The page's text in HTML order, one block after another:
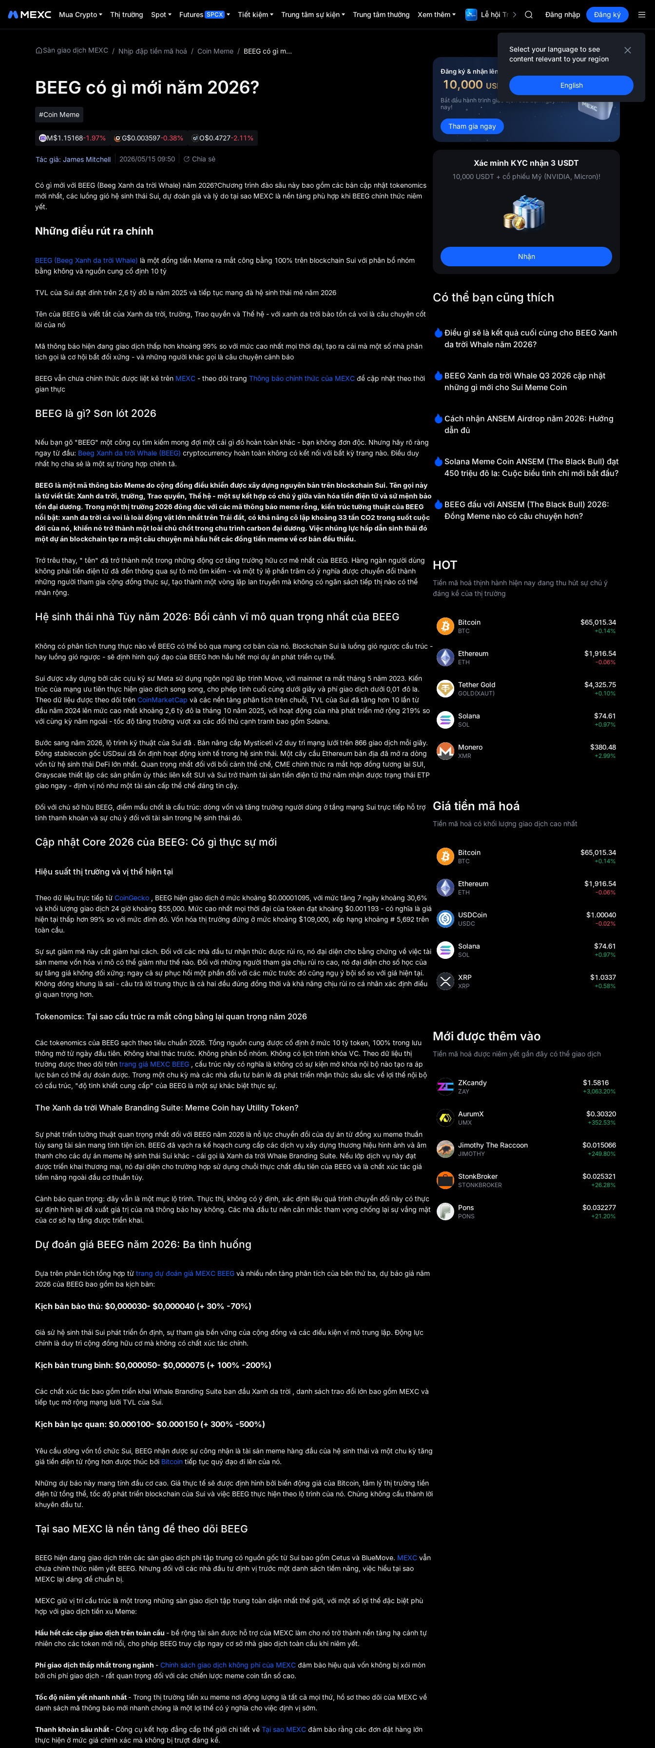
Mua Crypto Thị trường Spot Futures SPCX Tiết kiệm Trung tâm sự kiện Trung tâm thưởng Xem thêm Lễ hội TradFi $1,000,000
AAOI
Đăng ký Market UNITREE STAR vào
SPCX tăng dù đã hết hạn khoá
GOLD(XAU)
Đăng ký Market UNITREE STAR vào
SPCX tăng dù đã hết hạn khoá
Đăng nhập Đăng ký
Select your language to see
content relevant to your region
English
Sàn giao dịch MEXC / Nhịp đập tiền mã hoá / Coin Meme / BEEG có gì mới năm 2026?
BEEG có gì mới năm 2026?
#Coin Meme
M$1.15168-1.97% G$0.003597-0.38% O$0.4727-2.11%
Tác giả: James Mitchell 2026/05/15 09:50 Chia sẻ
Có gì mới với BEEG (Beeg Xanh da trời Whale) năm 2026?Chương trình đào sâu này bao gồm các bản cập nhật tokenomics
mới nhất, các luồng gió hệ sinh thái Sui, dự đoán giá và lý do tại sao MEXC là nền tảng phù hợp khi BEEG chính thức niêm
yết.
Những điều rút ra chính
BEEG (Beeg Xanh da trời Whale) là một đồng tiền Meme ra mắt công bằng 100% trên blockchain Sui với phân bổ nhóm
bằng không và nguồn cung cố định 10 tỷ
TVL của Sui đạt đỉnh trên 2,6 tỷ đô la năm 2025 và tiếp tục mang đà hệ sinh thái mẽ năm 2026
Tên của BEEG là viết tắt của Xanh da trời, trường, Trao quyền và Thế hệ - với xanh da trời bảo tồn cá voi là câu chuyện cốt
lõi của nó
Mã thông báo hiện đang giao dịch thấp hơn khoảng 99% so với mức cao nhất mọi thời đại, tạo ra cái mà một số nhà phân
tích gọi là cơ hội bất đối xứng - và những người khác gọi là câu chuyện cảnh báo
BEEG vẫn chưa chính thức được liệt kê trên MEXC - theo dõi trang Thông báo chính thức của MEXC để cập nhật theo thời
gian thực
BEEG là gì? Sơn lót 2026
Nếu bạn gõ "BEEG" một công cụ tìm kiếm mong đợi một cái gì đó hoàn toàn khác - bạn không đơn độc. Nhưng hãy rõ ràng
ngay từ đầu: Beeg Xanh da trời Whale (BEEG) cryptocurrency hoàn toàn không có kết nối với bất kỳ trang nào. Điều duy
nhất họ chia sẻ là một sự trùng hợp chính tả.
BEEG là một mã thông báo Meme do cộng đồng điều khiển được xây dựng nguyên bản trên blockchain Sui. Tên gọi này
là từ viết tắt: Xanh da trời, trường, Trao quyền, Thế hệ - một sự kết hợp có chủ ý giữa văn hóa tiền điện tử và sứ mệnh bảo
tồn đại dương. Trong một thị trường 2026 đông đúc với các mã thông báo meme rỗng, kiến trúc tường thuật của BEEG
nổi bật: xanh da trời cá voi là loài động vật lớn nhất trên Trái đất, có khả năng cô lập khoảng 33 tấn CO2 trong suốt cuộc
đời của nó, khiến nó trở thành một loài chủ chốt trong chu trình carbon đại dương. Việc nhúng lực hấp dẫn sinh thái đó
một dự án blockchain tạo ra một câu chuyện mà hầu hết các đồng tiền meme về cơ bản đều thiếu.
Trớ trêu thay, " tên" đã trở thành một trong những động cơ tăng trưởng hữu cơ mẽ nhất của BEEG. Hàng ngàn người dùng
không phải tiền điện tử đã đến thông qua sự tò mò tìm kiếm - và một tỷ lệ phần trăm có ý nghĩa được chuyển đổi thành
những người tham gia cộng đồng thực sự, tạo thành một vòng lặp lan truyền mà không có ngân sách tiếp thị nào có thể
nhân rộng.
Hệ sinh thái nhà Tùy năm 2026: Bối cảnh vĩ mô quan trọng nhất của BEEG
Không có phân tích trung thực nào về BEEG có thể bỏ qua mạng cơ bản của nó. Blockchain Sui là luồng gió ngược cấu trúc -
hay luồng gió ngược - sẽ định hình quỹ đạo của BEEG hơn hầu hết mọi dự án phát triển cụ thể.
Sui được xây dựng bởi các cựu kỹ sư Meta sử dụng ngôn ngữ lập trình Move, với mainnet ra mắt tháng 5 năm 2023. Kiến
trúc của mạng ưu tiên thực hiện giao dịch song song, cho phép tính cuối cùng dưới giây và phí giao dịch dưới 0,01 đô la.
Theo dữ liệu được theo dõi trên CoinMarketCap và các nền tảng phân tích trên chuỗi, TVL của Sui đã tăng hơn 10 lần từ
đầu năm 2024 lên mức cao nhất khoảng 2,6 tỷ đô la tháng 10 năm 2025, với hoạt động của nhà phát triển mở rộng 219% so
với cùng kỳ năm ngoái - tốc độ tăng trưởng vượt xa các đối thủ cạnh tranh bao gồm Solana.
Bước sang năm 2026, lộ trình kỹ thuật của Sui đã . Bản nâng cấp Mysticeti v2 duy trì mạng lưới trên 866 giao dịch mỗi giây.
Đồng stablecoin gốc USDsui đã ổn định hoạt động kinh tế trong hệ sinh thái. Một cây cầu Ethereum bản địa đã mở ra dòng
vốn từ hệ sinh thái DeFi lớn nhất. Quan trọng nhất đối với bối cảnh thể chế, CME chính thức ra mắt hợp đồng tương lai SUI,
Grayscale thiết lập các sản phẩm ủy thác liên kết SUI và Sui trở thành tài sản tiền điện tử thứ năm nhận được trạng thái ETP
giao ngay - định vị nó như một tài sản cấp thể chế đáng tin cậy.
Đối với chủ sở hữu BEEG, điểm mấu chốt là cấu trúc: dòng vốn và tăng trưởng người dùng ở tầng mạng Sui trực tiếp hỗ trợ
tính thanh khoản và sự chú ý đối với tài sản trong hệ sinh thái đó.
Cập nhật Core 2026 của BEEG: Có gì thực sự mới
Hiệu suất thị trường và vị thế hiện tại
Theo dữ liệu trực tiếp từ CoinGecko
, BEEG hiện giao dịch ở mức khoảng $0.00001095, với mức tăng 7 ngày khoảng 30,6%
và khối lượng giao dịch 24 giờ khoảng $55,000. Mức cao nhất mọi thời đại của token đạt khoảng $0.001193 - có nghĩa là giá
hiện tại thấp hơn 99% so với mức đỉnh đó. Vốn hóa thị trường đứng ở mức khoảng $109,000, xếp hạng khoảng # 5,692 trên
toàn cầu.
Sự sụt giảm mẽ này cắt giảm hai cách. Đối với các nhà đầu tư nhận thức được rủi ro, nó đại diện cho bằng chứng về việc tài
sản meme vốn hóa vi mô có thể giảm như thế nào. Đối với những người tham gia chịu rủi ro cao, nó đại diện cho số học của
sự tăng giá không đối xứng: ngay cả sự phục hồi một phần đối với các mức trước đó cũng ngụ ý bội số so với giá hiện tại.
Không đóng khung là sai - câu trả lời trung thực là cả hai đều đúng đồng thời và khả năng chịu rủi ro cá nhân xác định điều
gì quan trọng hơn.
Tokenomics: Tại sao cấu trúc ra mắt công bằng lại quan trọng năm 2026
Các tokenomics của BEEG sạch theo tiêu chuẩn 2026. Tổng nguồn cung được cố định ở mức 10 tỷ token, 100% trong lưu
thông mở từ ngày đầu tiên. Không khai thác trước. Không phân bổ nhóm. Không có lịch trình khóa VC. Theo dữ liệu thị
trường được theo dõi trên trang giá MEXC BEEG
, cấu trúc này có nghĩa là không có sự kiện mở khóa nội bộ nào tạo ra áp
lực bán có thể dự đoán được. Trong một chu kỳ mà các nhà đầu tư bán lẻ đã phát triển nhận thức sâu sắc về lợi thế nội bộ
có cấu trúc, "độ tinh khiết cung cấp" của BEEG là một sự khác biệt thực sự.
The Xanh da trời Whale Branding Suite: Meme Coin hay Utility Token?
Sự phát triển tường thuật quan trọng nhất đối với BEEG năm 2026 là nỗ lực chuyển đổi của dự án từ đồng xu meme thuần
túy sang tài sản mang tính tiện ích. BEEG đã vạch ra kế hoạch cung cấp các dịch vụ xây dựng thương hiệu hình ảnh và âm
thanh cho các dự án meme hệ sinh thái Sui khác - cái gọi là Xanh da trời Whale Branding Suite. Nếu lớp dịch vụ này đạt
được triển khai thương mại, nó đại diện cho trường hợp sử dụng chuỗi thực chất đầu tiên của BEEG và là chất xúc tác giá
tiềm năng ngoài đầu cơ thuần túy.
Cảnh báo quan trọng: đây vẫn là một mục lộ trình. Thực thi, không có ý định, xác định liệu quá trình chuyển đổi này có thực
sự định hình lại đề xuất giá trị của mã thông báo hay không. Các nhà đầu tư nên cân nhắc tham vọng chống lại sự vắng mặt
của cơ sở hạ tầng được triển khai.
Dự đoán giá BEEG năm 2026: Ba tình huống
Dựa trên phân tích tổng hợp từ trang dự đoán giá MEXC BEEG và nhiều nền tảng phân tích của bên thứ ba, dự báo giá năm
2026 của BEEG bao gồm ba kịch bản:
Kịch bản bảo thủ: $0,000030- $0,000040 (+ 30% -70%)
Giả sử hệ sinh thái Sui phát triển ổn định, sự tham gia bền vững của cộng đồng và các điều kiện vĩ mô trung lập. Động lực
chính là duy trì cộng đồng hữu cơ mà không có chất xúc tác chính.
Kịch bản trung bình: $0,000050- $0,000075 (+ 100% -200%)
Các chất xúc tác bao gồm triển khai Whale Branding Suite ban đầu Xanh da trời , danh sách trao đổi lớn bao gồm MEXC và
tiếp tục mở rộng mạng lưới TVL của Sui.
Kịch bản lạc quan: $0.000100- $0.000150 (+ 300% -500%)
Yêu cầu dòng vốn tổ chức Sui, BEEG nhận được sự công nhận là tài sản meme hàng đầu của hệ sinh thái và một chu kỳ tăng
giá tiền điện tử rộng hơn được thúc bởi Bitcoin tiếp tục quỹ đạo đi lên của nó.
Những dự báo này mang tính đầu cơ cao. Giá thực tế sẽ được định hình bởi biến động giá của Bitcoin, tâm lý thị trường tiền
điện tử tổng thể, tốc độ phát triển blockchain của Sui và việc BEEG thực hiện theo lộ trình của nó. Chúng không cấu thành lời
khuyên đầu tư.
Tại sao MEXC là nền tảng để theo dõi BEEG
BEEG hiện đang giao dịch trên các sàn giao dịch phi tập trung có nguồn gốc từ Sui bao gồm Cetus và BlueMove. MEXC vẫn
chưa chính thức niêm yết BEEG. Nhưng đối với các nhà đầu tư định vị trước một danh sách tiềm năng, việc hiểu tại sao
MEXC lại đáng để chuẩn bị.
MEXC giữ vị trí cấu trúc là một trong những sàn giao dịch tập trung toàn diện nhất thế giới, với một số lợi thế đặc biệt phù
hợp với giao dịch tiền xu Meme:
Hầu hết các cặp giao dịch trên toàn cầu - bề rộng tài sản được hỗ trợ của MEXC làm cho nó trở thành nền tảng hạ cánh tự
nhiên cho các token mới nổi, cho phép BEEG truy cập ngay cơ sở nhà giao dịch toàn cầu khi niêm yết.
Phí giao dịch thấp nhất trong ngành - Chính sách giao dịch không phí của MEXC đảm bảo hiệu quả vốn không bị xói mòn
bởi chi phí giao dịch - rất quan trọng đối với các chiến lược meme coin tần số cao.
Tốc độ niêm yết nhanh nhất - Trong thị trường tiền xu meme nơi động lượng là tất cả mọi thứ, hồ sơ theo dõi của MEXC về
danh sách mã thông báo mới nhanh chóng là một lợi thế có ý nghĩa cho việc định vị sớm.
Thanh khoản sâu nhất - Công cụ kết hợp đẳng cấp thế giới chi tiết về Tại sao MEXC đảm bảo rằng các đơn đặt hàng lớn
thực hiện ở mức giá chính xác mà không bị trượt đáng kể.
Đăng ký & nhận lên đến
10,000 USDT
Bắt đầu hành trình giao dịch của bạn ngay hôm
nay!
Tham gia ngay
Xác minh KYC nhận 3 USDT
10,000 USDT + cổ phiếu Mỹ (NVIDIA, Micron)!
Nhận
Có thể bạn cũng thích
Điều gì sẽ là kết quả cuối cùng cho BEEG Xanh
da trời Whale năm 2026?
BEEG Xanh da trời Whale Q3 2026 cập nhật
những gì mới cho Sui Meme Coin
Cách nhận ANSEM Airdrop năm 2026: Hướng
dẫn đủ
Solana Meme Coin ANSEM (The Black Bull) đạt
450 triệu đô la: Cuộc biểu tình chỉ mới bắt đầu?
BEEG đấu với ANSEM (The Black Bull) 2026:
Đồng Meme nào có câu chuyện hơn?
HOT
Tiền mã hoá thịnh hành hiện nay đang thu hút sự chú ý
đáng kể của thị trường
Bitcoin
BTC
$65,015.34
+0.14%
Ethereum
ETH
$1,916.54
-0.06%
Tether Gold
GOLD(XAUT)
$4,325.75
+0.10%
Solana
SOL
$74.61
+0.97%
Monero
XMR
$380.48
+2.99%
Giá tiền mã hoá
Tiền mã hoá có khối lượng giao dịch cao nhất
Bitcoin
BTC
$65,015.34
+0.14%
Ethereum
ETH
$1,916.54
-0.06%
USDCoin
USDC
$1.00040
-0.02%
Solana
SOL
$74.61
+0.97%
XRP
XRP
$1.0337
+0.58%
Mới được thêm vào
Tiền mã hoá được niêm yết gần đây có thể giao dịch
ZKcandy
ZAY
$1.5816
+3,063.20%
AurumX
UMX
$0.30320
+352.53%
Jimothy The Raccoon
JIMOTHY
$0.015066
+249.80%
StonkBroker
STONKBROKER
$0.025321
+26.28%
Pons
PONS
$0.032277
+21.20%